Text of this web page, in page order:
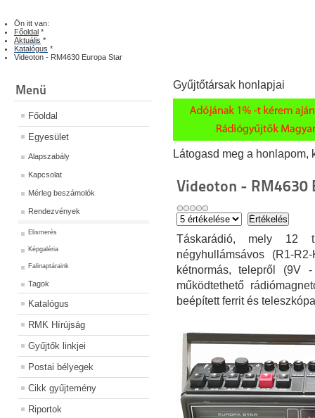
Ön itt van:
Főoldal *
Aktuális *
Katalógus *
Videoton - RM4630 Europa Star
Menü
Főoldal
Egyesület
Alapszabály
Kapcsolat
Mérleg beszámolók
Rendezvények
Elismerés
Képgaléria
Falinaptáraink
Tagok
Katalógus
RMK Hírújság
Gyűjtők linkjei
Postai bélyegek
Cikk gyűjtemény
Riportok
Gyűjtőtársak honlapjai
Látogasd meg a honlapom,
Videoton - RM4630
Táskarádió, mely 12
négyhullámsávos (R1-
kétnormás, telepről (9V
működtethető
beépített ferrit és